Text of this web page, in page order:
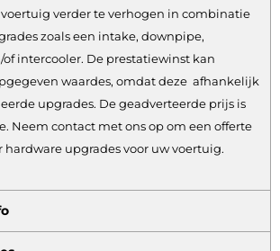
verder te verhogen in combinatie
zoals een intake, downpipe,
intercooler. De prestatiewinst kan
waardes, omdat deze afhankelijk
upgrades. De geadverteerde prijs is
Neem contact met ons op om een offerte
hardware upgrades voor uw voertuig.